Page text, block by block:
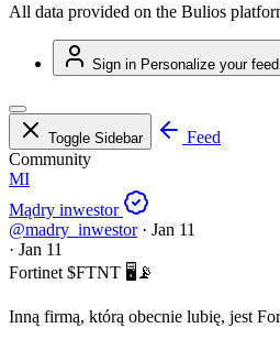
All data provided on the Bulios
Sign in Personalize your feed
Toggle Sidebar
Feed
Community
MI
Mądry inwestor
@madry_inwestor · Jan 11
· Jan 11
Fortinet $FTNT 🖥️📡
Inną firmą, którą obecnie lubię, jest